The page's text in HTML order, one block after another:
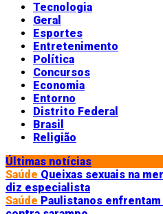
Tecnologia
Geral
Esportes
Entretenimento
Política
Concursos
Economia
Entorno
Distrito Federal
Brasil
Religião
Últimas notícias
Saúde Queixas sexuais na
diz especialista
Saúde Paulistanos